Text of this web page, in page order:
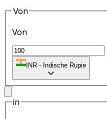
Von
Von
INR - Indische Rupie
in